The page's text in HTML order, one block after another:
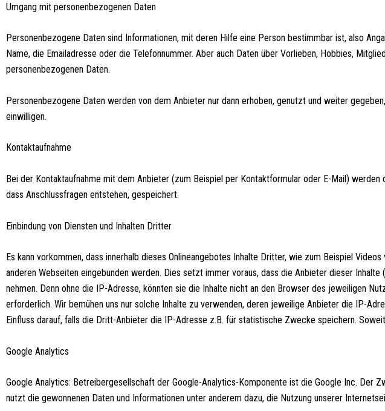
Umgang mit personenbezogenen Daten
Personenbezogene Daten sind Informationen, mit deren Hilfe eine Person bestimmbar ist, also
Name, die Emailadresse oder die Telefonnummer. Aber auch Daten über Vorlieben, Hobbies,
personenbezogenen Daten.
Personenbezogene Daten werden von dem Anbieter nur dann erhoben, genutzt und weiter
einwilligen.
Kontaktaufnahme
Bei der Kontaktaufnahme mit dem Anbieter (zum Beispiel per Kontaktformular oder E-Mail)
dass Anschlussfragen entstehen, gespeichert.
Einbindung von Diensten und Inhalten Dritter
Es kann vorkommen, dass innerhalb dieses Onlineangebotes Inhalte Dritter, wie zum Beispiel
anderen Webseiten eingebunden werden. Dies setzt immer voraus, dass die Anbieter dieser
nehmen. Denn ohne die IP-Adresse, könnten sie die Inhalte nicht an den Browser des jeweiligen
erforderlich. Wir bemühen uns nur solche Inhalte zu verwenden, deren jeweilige Anbieter die IP-
Einfluss darauf, falls die Dritt-Anbieter die IP-Adresse z.B. für statistische Zwecke speichern.
Google Analytics
Google Analytics: Betreibergesellschaft der Google-Analytics-Komponente ist die Google Inc. Der
nutzt die gewonnenen Daten und Informationen unter anderem dazu, die Nutzung unserer